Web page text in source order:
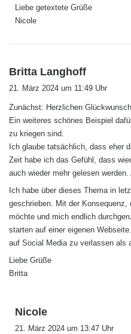
Liebe getextete Grüße
Nicole
Britta Langhoff
a
t
:
21. März 2024 um 11:49 Uhr
Zunächst: Herzlichen
Ein weiteres schönes Beispiel
zu kriegen sind.
Ich glaube tatsächlich, dass eher
Zeit habe ich das Gefühl, dass
auch wieder mehr gelesen
Ich habe über dieses Thema in
geschrieben. Mit der Konsequenz,
möchte und mich endlich
starten auf einer eigenen
auf Social Media zu verlassen als
Liebe Grüße
Britta
Nicole
a
21. März 2024 um 13:47 Uhr